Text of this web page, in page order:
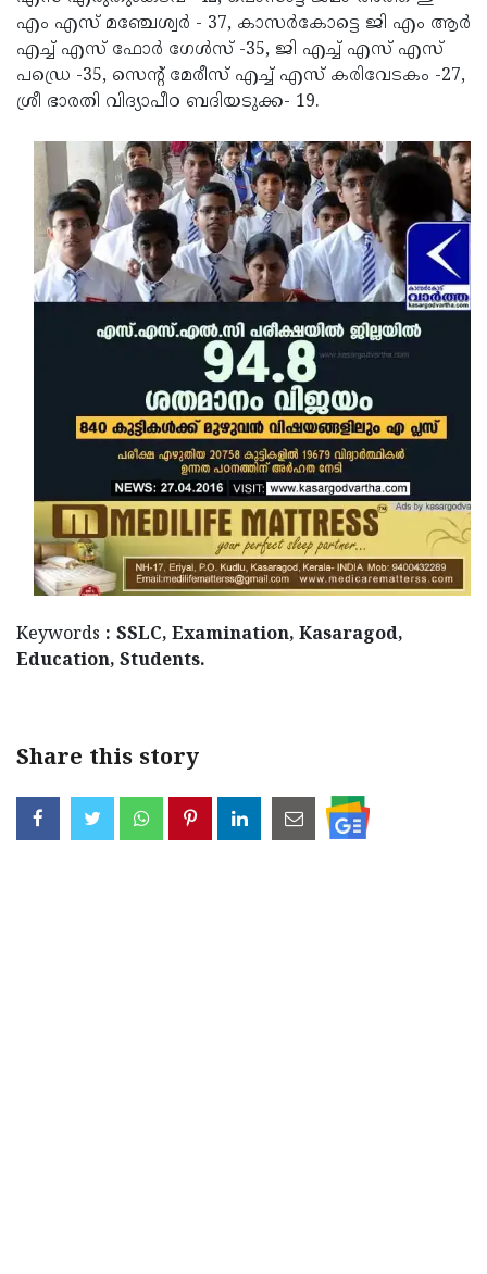
എം എസ് മഞ്ചേശ്വര്‍ - 37, കാസര്‍കോട്ടെ ജി എം ആര്‍
എച്ച് എസ് ഫോര്‍ ഗേള്‍സ് -35, ജി എച്ച് എസ് എസ്
പഡ്രെ -35, സെന്റ് മേരീസ് എച്ച് എസ് കരിവേടകം -27,
ശ്രീ ഭാരതി വിദ്യാപീഠ ബദിയടുക്ക- 19.
Keywords : SSLC, Examination, Kasaragod,
Education, Students.
Share this story